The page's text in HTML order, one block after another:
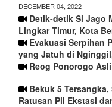
DECEMBER 04, 2022
Detik-detik Si Jago
Lingkar Timur, Kota
Evakuasi Serpihan
yang Jatuh di
Reog Ponorogo
Bekuk 5
Ratusan Pil Ekstasi